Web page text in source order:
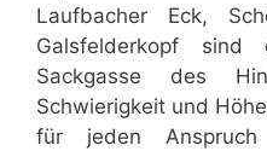
Laufbacher Eck,
Galsfelderkopf
Sackgasse des
Schwierigkeit und
für jeden